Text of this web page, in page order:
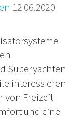
12.06.2020
Superyachten
interessieren
von Freizeit-
und eine